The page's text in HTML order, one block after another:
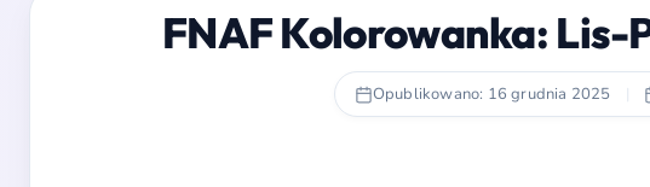
FNAF Kolorowanka:
Opublikowano: 16 grudnia 2025 |